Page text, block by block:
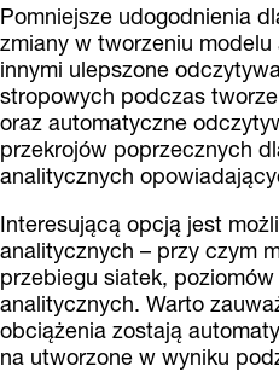
Pomniejsze udogodnienia
zmiany w tworzeniu
innymi ulepszone
stropowych podczas
oraz automatyczne
przekrojów poprzecznych
analitycznych
Interesującą opcją jest
analitycznych – przy czym
przebiegu siatek,
analitycznych. Warto
obciążenia zostają
na utworzone w wyniku